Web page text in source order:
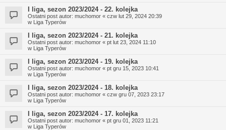
I liga, sezon 2023/2024 - 22. kolejka
Ostatni post autor: muchomor « czw lut 29, 2024 20:39
w Liga Typerów
I liga, sezon 2023/2024 - 21. kolejka
Ostatni post autor: muchomor « pt lut 23, 2024 11:10
w Liga Typerów
I liga, sezon 2023/2024 - 19. kolejka
Ostatni post autor: muchomor « pt gru 15, 2023 10:41
w Liga Typerów
I liga, sezon 2023/2024 - 18. kolejka
Ostatni post autor: muchomor « czw gru 07, 2023 23:17
w Liga Typerów
I liga, sezon 2023/2024 - 17. kolejka
Ostatni post autor: muchomor « pt gru 01, 2023 11:21
w Liga Typerów